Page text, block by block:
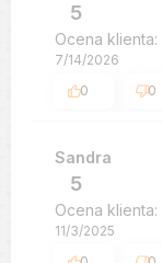
5
Ocena klienta:
7/14/2026
0
0
Sandra
5
Ocena klienta:
11/3/2025